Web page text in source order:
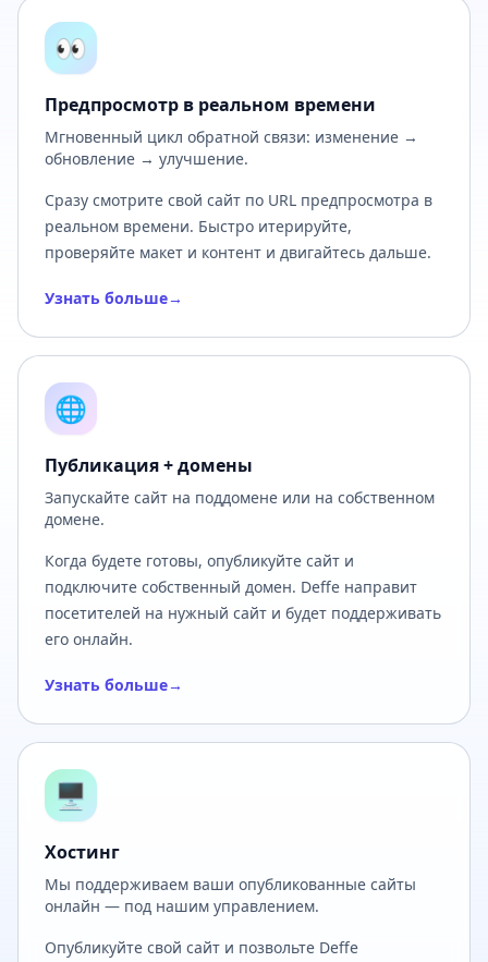
👀
Предпросмотр в реальном времени
Мгновенный цикл обратной связи: изменение →
обновление → улучшение.
Сразу смотрите свой сайт по URL предпросмотра в
реальном времени. Быстро итерируйте,
проверяйте макет и контент и двигайтесь дальше.
Узнать больше→
🌐
Публикация + домены
Запускайте сайт на поддомене или на собственном
домене.
Когда будете готовы, опубликуйте сайт и
подключите собственный домен. Deffe направит
посетителей на нужный сайт и будет поддерживать
его онлайн.
Узнать больше→
🖥️
Хостинг
Мы поддерживаем ваши опубликованные сайты
онлайн — под нашим управлением.
Опубликуйте свой сайт и позвольте Deffe